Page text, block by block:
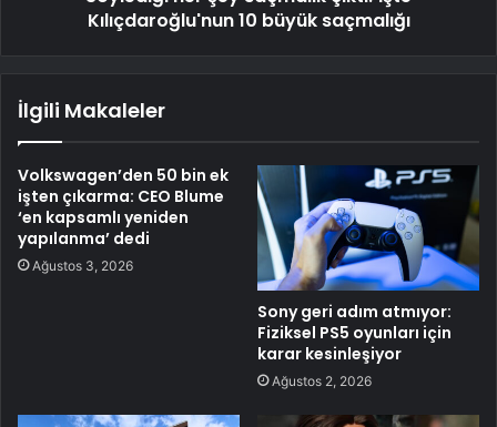
Kılıçdaroğlu'nun 10 büyük saçmalığı
İlgili Makaleler
Volkswagen’den 50 bin ek
işten çıkarma: CEO Blume
‘en kapsamlı yeniden
yapılanma’ dedi
Ağustos 3, 2026
Sony geri adım atmıyor:
Fiziksel PS5 oyunları için
karar kesinleşiyor
Ağustos 2, 2026